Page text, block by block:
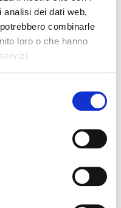
dei dati web,
combinarle
loro o che hanno